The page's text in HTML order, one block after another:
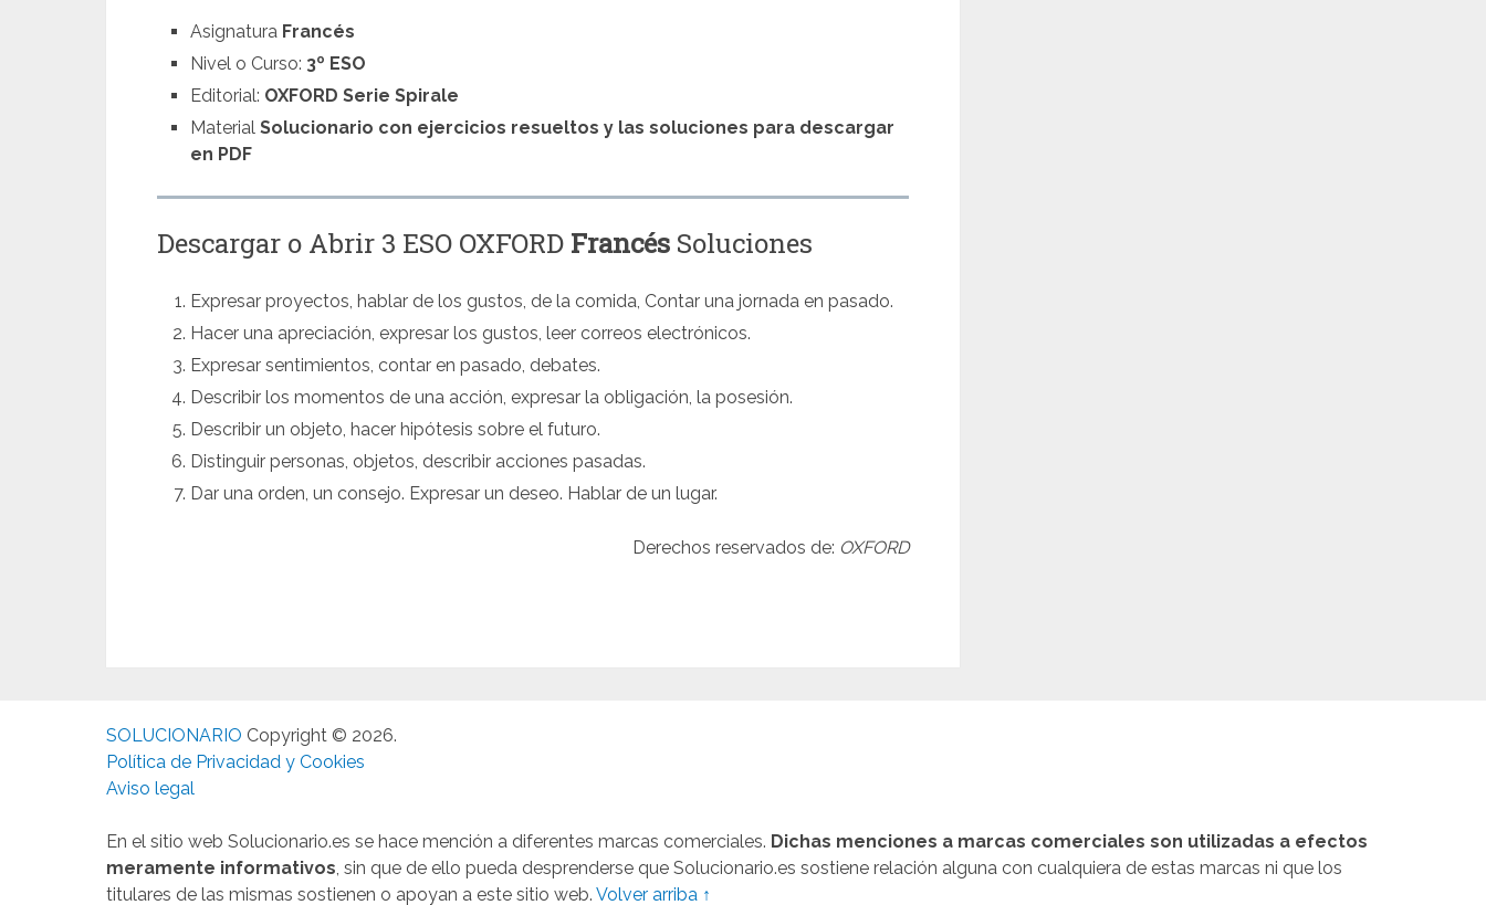
Asignatura Francés
Nivel o Curso: 3º ESO
Editorial: OXFORD Serie Spirale
MaterialSolucionario con ejercicios resueltos y las soluciones para descargar
en PDF
Descargar o Abrir 3 ESO OXFORD Francés Soluciones
Expresar proyectos, hablar de los gustos, de la comida, Contar una jornada en pasado.
Hacer una apreciación, expresar los gustos, leer correos electrónicos.
Expresar sentimientos, contar en pasado, debates.
Describir los momentos de una acción, expresar la obligación, la posesión.
Describir un objeto, hacer hipótesis sobre el futuro.
Distinguir personas, objetos, describir acciones pasadas.
Dar una orden, un consejo. Expresar un deseo. Hablar de un lugar.
Derechos reservados de: OXFORD
SOLUCIONARIO Copyright © 2026.
Política de Privacidad y Cookies
Aviso legal
En el sitio web Solucionario.es se hace mención a diferentes marcas comerciales. Dichas menciones a marcas comerciales son utilizadas a efectos
meramente informativos, sin que de ello pueda desprenderse que Solucionario.es sostiene relación alguna con cualquiera de estas marcas ni que los
titulares de las mismas sostienen o apoyan a este sitio web. Volver arriba ↑